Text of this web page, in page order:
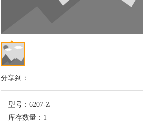
分享到：
型号： 6207-Z
库存数量： 1